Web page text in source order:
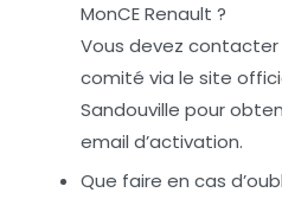
MonCE Renault ?
Vous devez
comité via le site
Sandouville pour
email d’activation.
Que faire en cas